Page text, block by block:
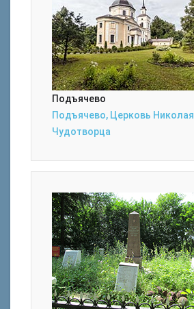
Подъячево
Подъячево, Церковь Николая
Чудотворца